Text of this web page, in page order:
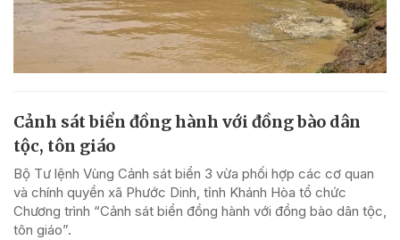
Cảnh sát biển đồng hành với đồng bào dân
tộc, tôn giáo
Bộ Tư lệnh Vùng Cảnh sát biển 3 vừa phối hợp các cơ quan
và chính quyền xã Phước Dinh, tỉnh Khánh Hòa tổ chức
Chương trình “Cảnh sát biển đồng hành với đồng bào dân tộc,
tôn giáo”.